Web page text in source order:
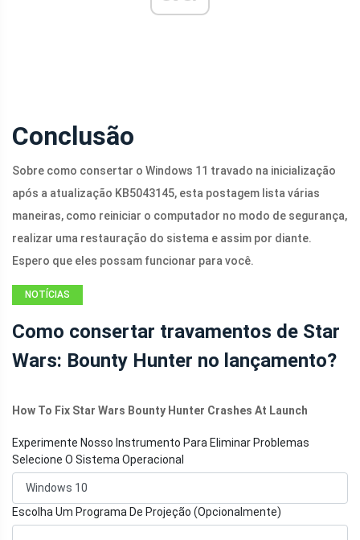
Conclusão
Sobre como consertar o Windows 11 travado na inicialização
após a atualização KB5043145, esta postagem lista várias
maneiras, como reiniciar o computador no modo de segurança,
realizar uma restauração do sistema e assim por diante.
Espero que eles possam funcionar para você.
NOTÍCIAS
Como consertar travamentos de Star
Wars: Bounty Hunter no lançamento?
How To Fix Star Wars Bounty Hunter Crashes At Launch
Experimente Nosso Instrumento Para Eliminar Problemas
Selecione O Sistema Operacional
Escolha Um Programa De Projeção (Opcionalmente)